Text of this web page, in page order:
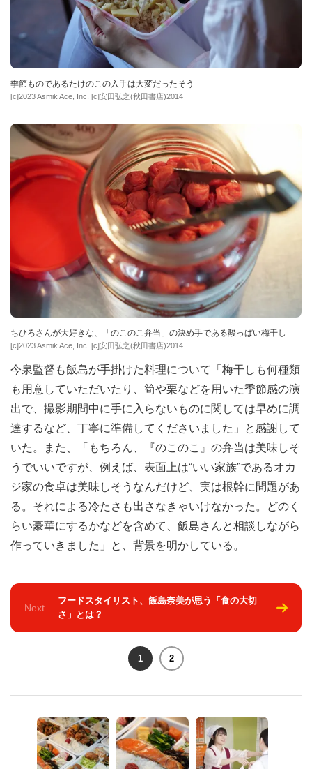
季節ものであるたけのこの入手は大変だったそう
[c]2023 Asmik Ace, Inc. [c]安田弘之(秋田書店)2014
ちひろさんが大好きな、「のこのこ弁当」の決め手である酸っぱい梅干し
[c]2023 Asmik Ace, Inc. [c]安田弘之(秋田書店)2014
今泉監督も飯島が手掛けた料理について「梅干しも何種類
も用意していただいたり、筍や栗などを用いた季節感の演
出で、撮影期間中に手に入らないものに関しては早めに調
達するなど、丁寧に準備してくださいました」と感謝して
いた。また、「もちろん、『のこのこ』の弁当は美味しそ
うでいいですが、例えば、表面上は“いい家族”であるオカ
ジ家の食卓は美味しそうなんだけど、実は根幹に問題があ
る。それによる冷たさも出さなきゃいけなかった。どのく
らい豪華にするかなどを含めて、飯島さんと相談しながら
作っていきました」と、背景を明かしている。
Next
フードスタイリスト、飯島奈美が思う「食の大切
さ」とは？
1 2